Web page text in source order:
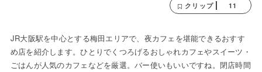
クリップ 11
JR大阪駅を中心とする梅田エリアで、夜カフェを堪能できるおすす
め店を紹介します。ひとりでくつろげるおしゃれカフェやスイーツ・
ごはんが人気のカフェなどを厳選。バー使いもいいですね。閉店時間